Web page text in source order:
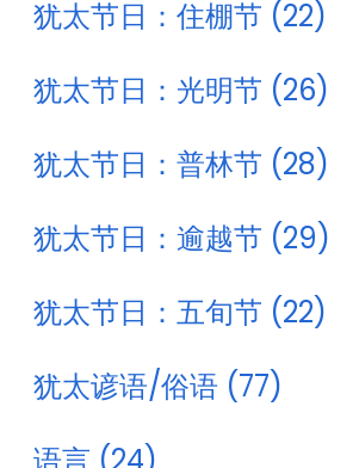
犹太节日：住棚节 (22)
犹太节日：光明节 (26)
犹太节日：普林节 (28)
犹太节日：逾越节 (29)
犹太节日：五旬节 (22)
犹太谚语/俗语 (77)